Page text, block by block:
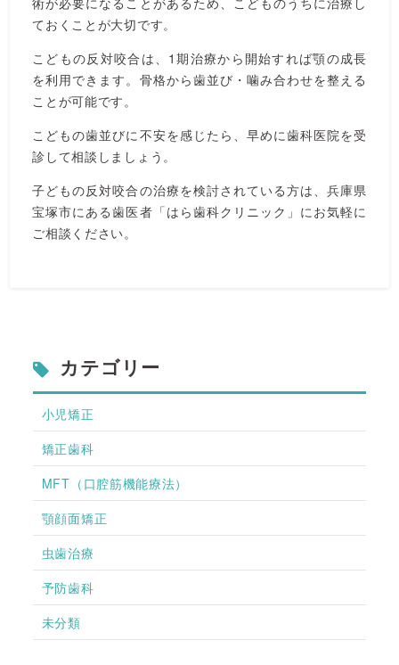
ておくことが大切です。
こどもの反対咬合は、1期治療から開始すれば顎の成長
を利用できます。骨格から歯並び・噛み合わせを整える
ことが可能です。
こどもの歯並びに不安を感じたら、早めに歯科医院を受
診して相談しましょう。
子どもの反対咬合の治療を検討されている方は、兵庫県
宝塚市にある歯医者「はら歯科クリニック」にお気軽に
ご相談ください。
カテゴリー
小児矯正
矯正歯科
MFT（口腔筋機能療法）
顎顔面矯正
虫歯治療
予防歯科
未分類